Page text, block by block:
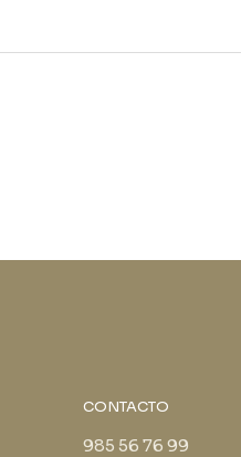
CONTACTO
985 56 76 99